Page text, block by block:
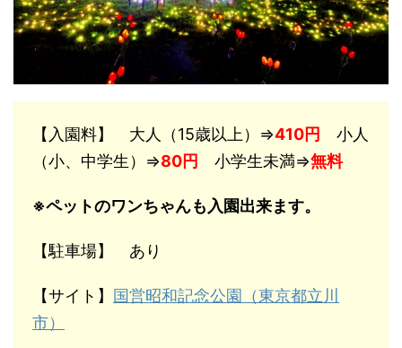
【入園料】 大人（15歳以上）⇒410円
小人
（小、中学生）⇒80円 小学生未満⇒無料
※ペットのワンちゃんも入園出来ます。
【駐車場】 あり
【サイト】 国営昭和記念公園（東京都立川
市）